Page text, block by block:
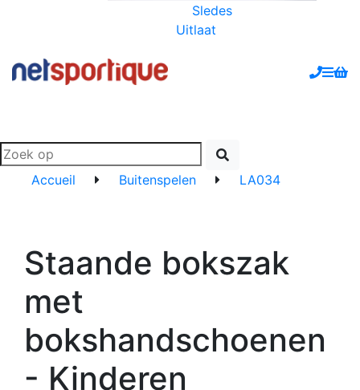
Sledes
Uitlaat
Accueil Buitenspelen LA034
Staande bokszak
met
bokshandschoenen
- Kinderen